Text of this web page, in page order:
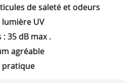
de saleté et odeurs
UV
35 dB max .
agréable
pratique